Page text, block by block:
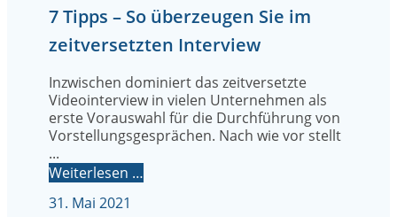
7 Tipps – So überzeugen Sie im
zeitversetzten Interview
Inzwischen dominiert das zeitversetzte
Videointerview in vielen Unternehmen als
erste Vorauswahl für die Durchführung von
Vorstellungsgesprächen. Nach wie vor stellt
...
Weiterlesen …
31. Mai 2021